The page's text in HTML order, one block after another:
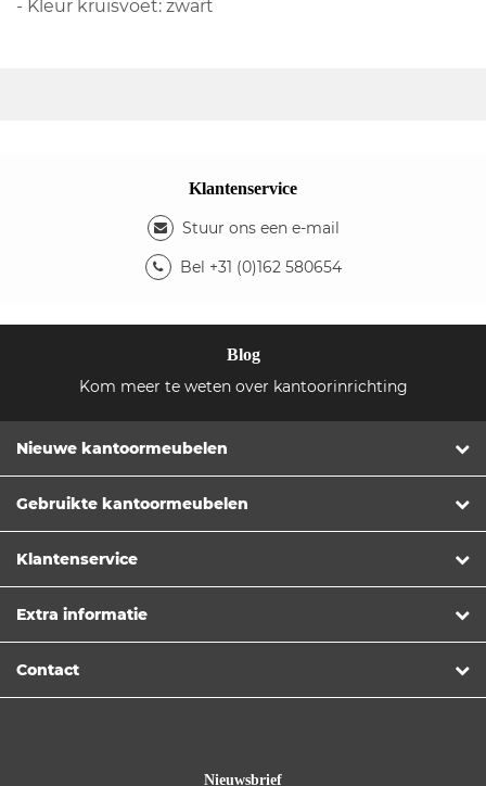
- Kleur kruisvoet: zwart
Klantenservice
Stuur ons een e-mail
Bel +31 (0)162 580654
Blog
Kom meer te weten over kantoorinrichting
Nieuwe kantoormeubelen
Gebruikte kantoormeubelen
Klantenservice
Extra informatie
Contact
Nieuwsbrief